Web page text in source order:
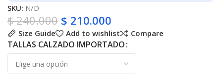
SKU: N/D
$240.000 $ 210.000
Size Guide Add to wishlist Compare
TALLAS CALZADO IMPORTADO